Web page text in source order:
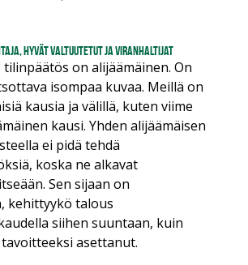
hyvät valtuutetut ja viranhaltijat
tilinpäätös on alijäämäinen. On
isompaa kuvaa. Meillä on
kausia ja välillä, kuten viime
kausi. Yhden alijäämäisen
ei pidä tehdä
koska ne alkavat
Sen sijaan on
kehittyykö talous
siihen suuntaan, kuin
asettanut.